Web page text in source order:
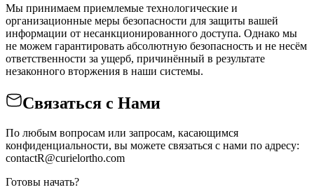
Мы принимаем приемлемые технологические и
организационные меры безопасности для защиты вашей
информации от несанкционированного доступа. Однако мы
не можем гарантировать абсолютную безопасность и не несём
ответственности за ущерб, причинённый в результате
незаконного вторжения в наши системы.
Связаться с Нами
По любым вопросам или запросам, касающимся
конфиденциальности, вы можете связаться с нами по адресу:
contactR@curielortho.com
Готовы начать?